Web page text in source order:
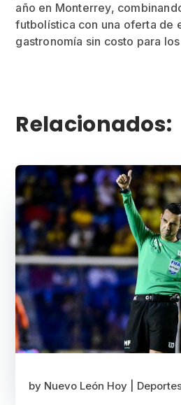
año en Monterrey,
futbolística con una oferta de
gastronomía sin costo para
Relacionados:
by Nuevo León Hoy